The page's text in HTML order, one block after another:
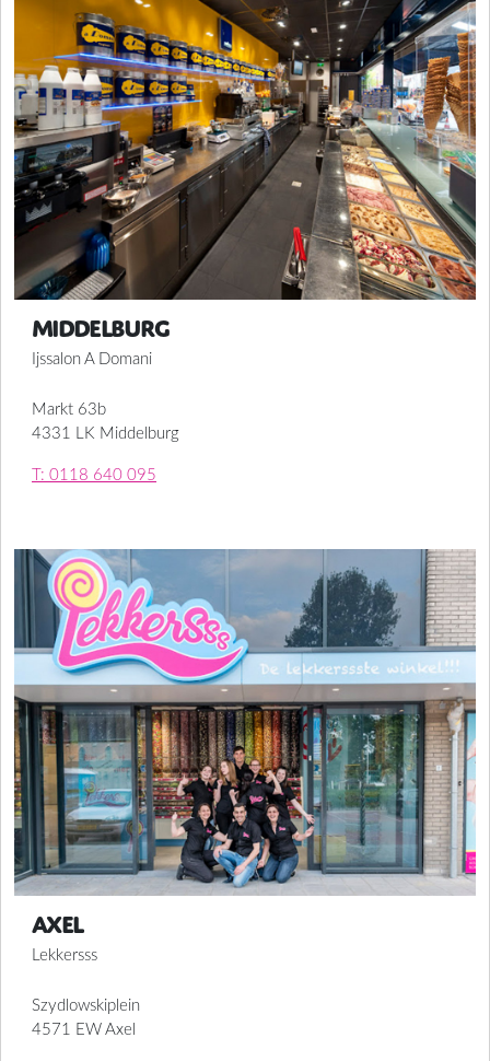
Middelburg
Ijssalon A Domani
Markt 63b
4331 LK Middelburg
T: 0118 640 095
Axel
Lekkersss
Szydlowskiplein
4571 EW Axel